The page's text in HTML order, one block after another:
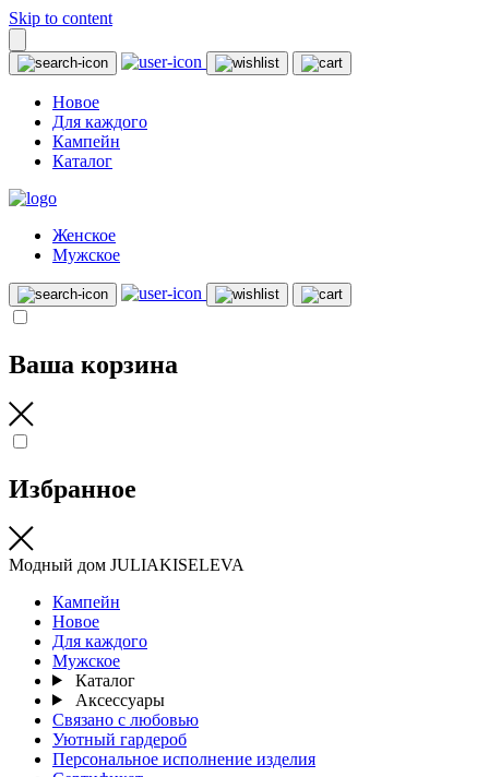
Skip to content
Новое
Для каждого
Кампейн
Каталог
Женское
Мужское
Ваша корзина
Избранное
Модный дом JULIAKISELEVA
Кампейн
Новое
Для каждого
Мужское
Каталог
Аксессуары
Связано с любовью
Уютный гардероб
Персональное исполнение изделия